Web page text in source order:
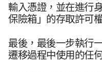
輸入​憑證，​並​在​進行​
保險​箱」​的​存取​許​可
最後，​最後​一步​執行​
遷​移​過程​中​使用​的​任